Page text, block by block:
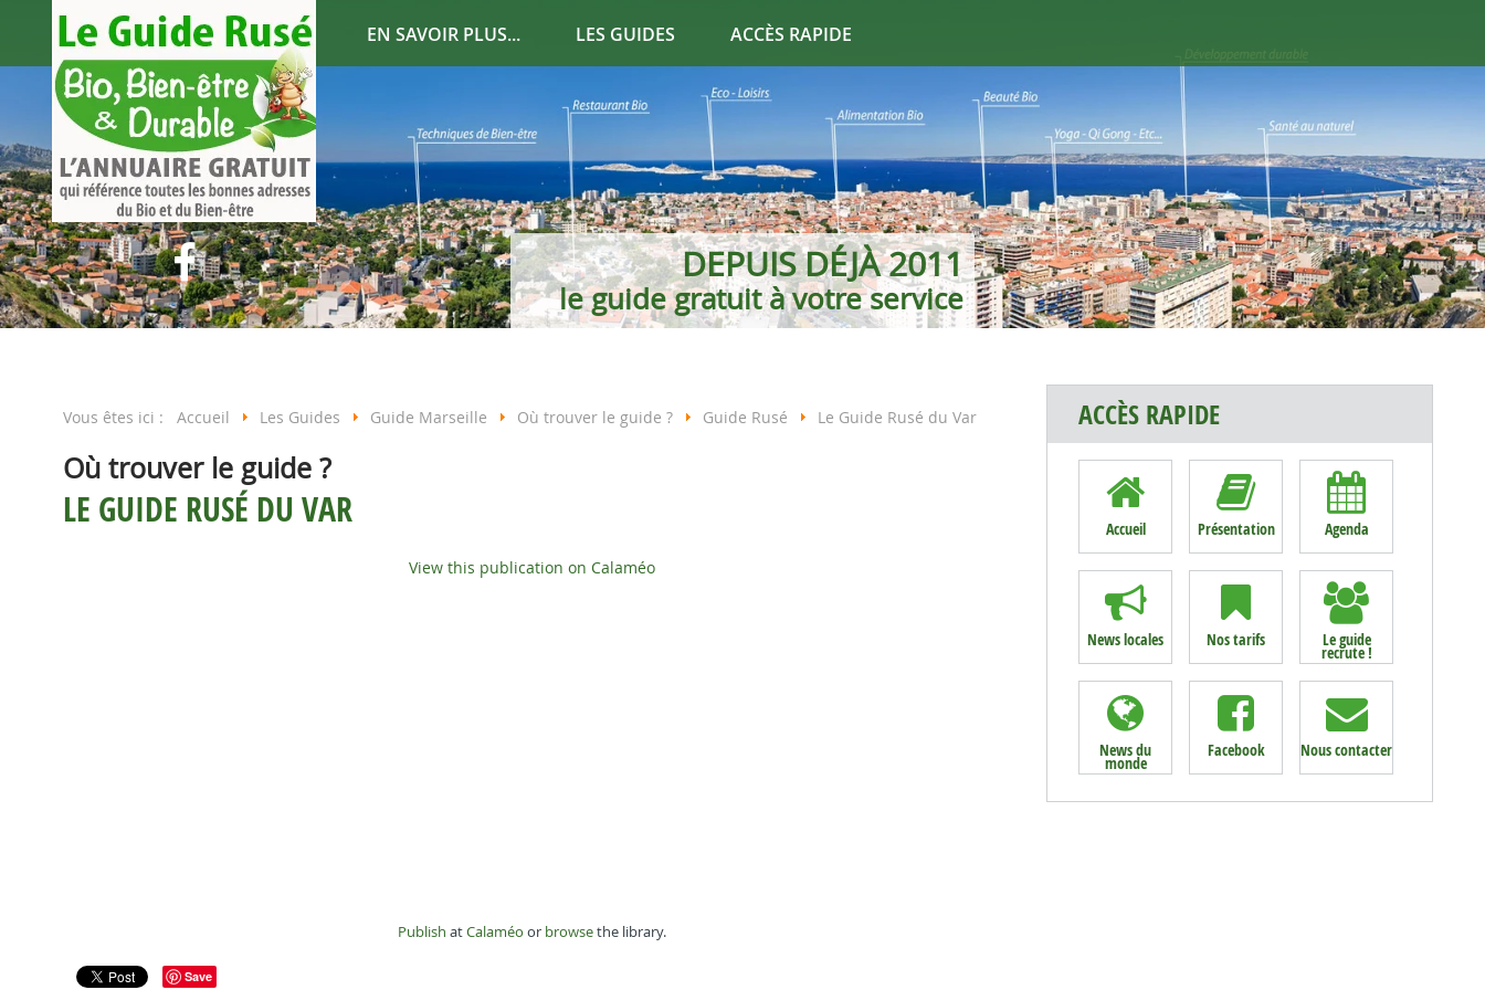
EN SAVOIR PLUS... LES GUIDES ACCÈS RAPIDE
DEPUIS DÉJÀ 2011
le guide gratuit à votre service
Vous êtes ici : Accueil Les Guides Guide Marseille Où trouver le guide ? Guide Rusé Le Guide Rusé du Var
Où trouver le guide ?
LE GUIDE RUSÉ DU VAR
View this publication on Calaméo
Publish atCalaméo or browsethe library.
Save
ACCÈS RAPIDE
Accueil Présentation Agenda
News locales Nos tarifs Le guide
recrute !
News du
monde
Facebook Nous contacter